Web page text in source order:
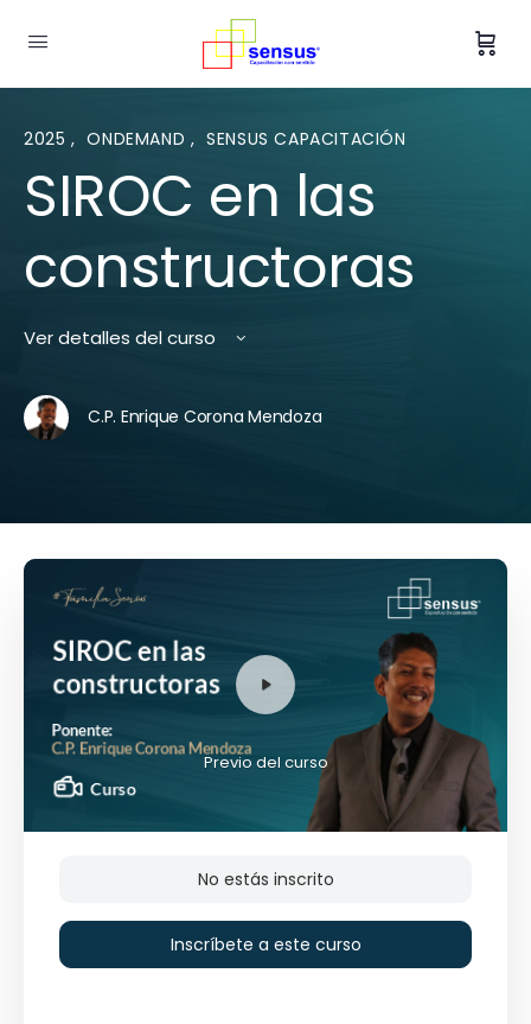
2025, ONDEMAND , SENSUS CAPACITACIÓN
SIROC en las
constructoras
Ver detalles del curso
C.P. Enrique Corona Mendoza
Previo del curso
No estás inscrito
Inscríbete a este curso